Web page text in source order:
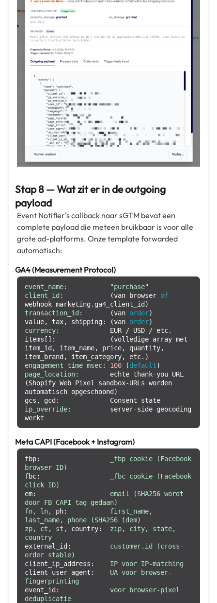
Stap 8 — Wat zit er in de outgoing
payload
Event Notifier's callback naar sGTM bevat een
complete payload die meteen bruikbaar is voor alle
grote ad-platforms. Onze template forwarded
automatisch:
GA4 (Measurement Protocol)
event_name:
"purchase"
client_id:
            (van browser
of
transaction_id:
       (van
order)
value, tax, shipping: (van order
currency:
             EUR / USD / etc.
items[]:              (volledige array met
item_id, item_name, price, quantity,
engagement_time_msec:
100 (default
page_location:
        echte thank-you URL
(Shopify Web Pixel sandbox-URLs worden
automatisch opgeschoond)
ip_override:
          server-side geocoding
Meta CAPI (Facebook + Instagram)
fbp: _fbp cookie
(Facebook
browser ID)
fbc:
_fbc cookie
(Facebook
click ID)
em:
email (SHA256 wordt
door FB CAPI tag
gedaan)
fn,
ln, ph:
first_name,
last_name,
phone (SHA256 idem)
zp,
ct, st, country: zip, city,
state,
country
external_id:
customer.id
(cross-
order stable)
client_ip_address:
IP voor IP-matching
client_user_agent:
UA voor
browser-
fingerprinting
event_id:
voor
browser-pixel
deduplicatie